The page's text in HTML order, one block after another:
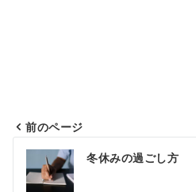
投
稿
前のページ
冬休みの過ごし方